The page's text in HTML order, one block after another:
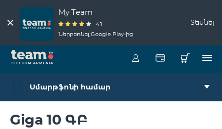
My Team
4.1
Ներբեռնել Google Play-ից
Տեսնել
Սմարթֆոնի համար
Giga 10 ԳԲ